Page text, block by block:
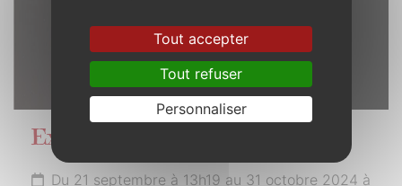
Exploration
Du 21 septembre à 13h19 au 31 octobre 2024 à
Tout accepter
Tout refuser
Personnaliser